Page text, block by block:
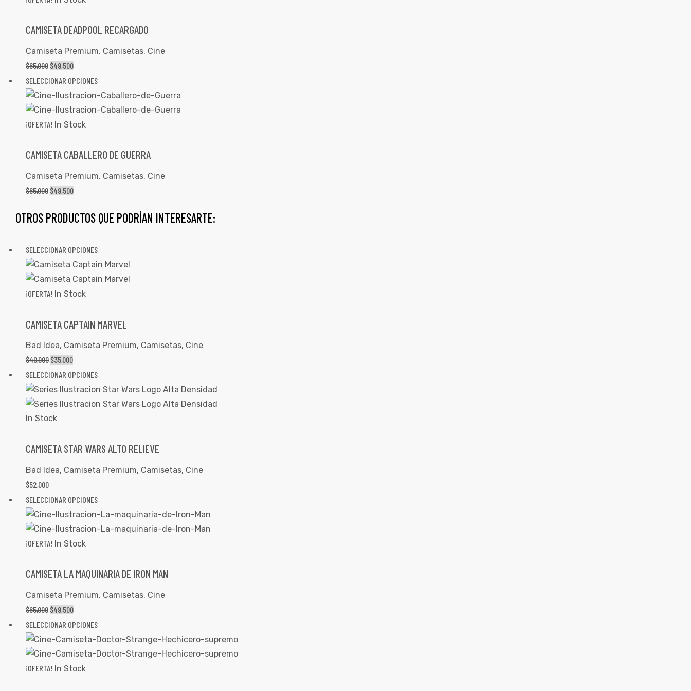
CAMISETA DEADPOOL RECARGADO
Camiseta Premium, Camisetas, Cine
$65,000 $49,500
SELECCIONAR OPCIONES
¡OFERTA! In Stock
CAMISETA CABALLERO DE GUERRA
Camiseta Premium, Camisetas, Cine
$65,000 $49,500
OTROS PRODUCTOS QUE PODRÍAN INTERESARTE:
SELECCIONAR OPCIONES
¡OFERTA! In Stock
CAMISETA CAPTAIN MARVEL
Bad Idea, Camiseta Premium, Camisetas, Cine
$40,000 $35,000
SELECCIONAR OPCIONES
In Stock
CAMISETA STAR WARS ALTO RELIEVE
Bad Idea, Camiseta Premium, Camisetas, Cine
$52,000
SELECCIONAR OPCIONES
¡OFERTA! In Stock
CAMISETA LA MAQUINARIA DE IRON MAN
Camiseta Premium, Camisetas, Cine
$65,000 $49,500
SELECCIONAR OPCIONES
¡OFERTA! In Stock